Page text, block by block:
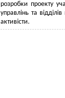
розробки проекту
управлінь та
активісти.